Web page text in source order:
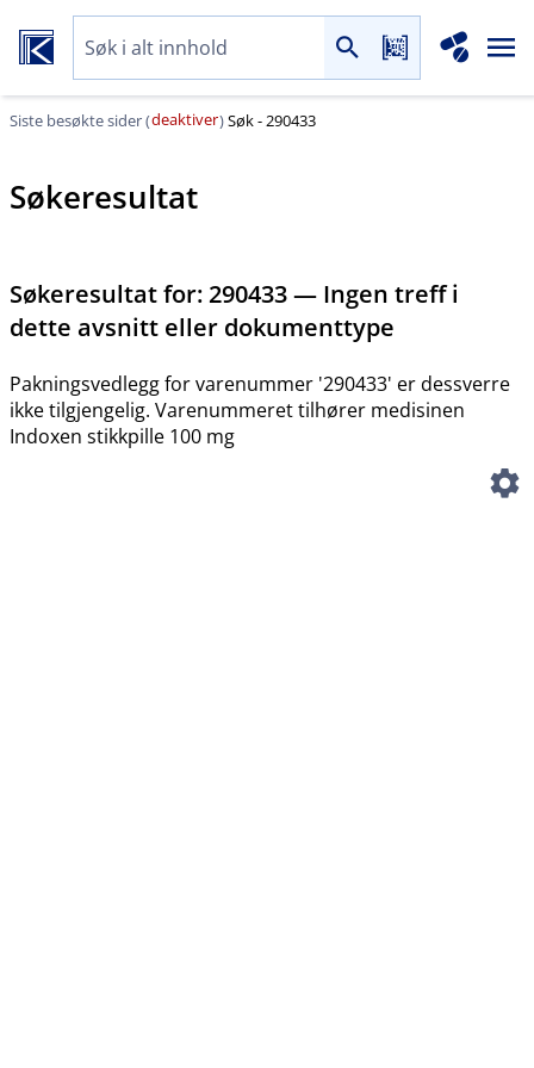
Siste besøkte sider (deaktiver)Søk - 290433
Søkeresultat
Søkeresultat for:290433 — Ingen treff i
dette avsnitt eller dokumenttype
Pakningsvedlegg for varenummer '290433' er dessverre
ikke tilgjengelig. Varenummeret tilhører medisinen
Indoxen stikkpille 100 mg